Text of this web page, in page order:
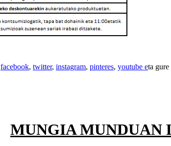
facebook, twitter, instagram, pinteres, youtube eta gure
MUNGIA